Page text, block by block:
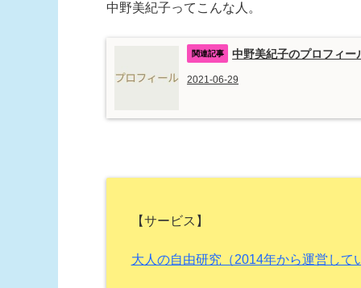
中野美紀子ってこんな人。
中野美紀子のプロフィー
2021-06-29
【サービス】
大人の自由研究（2014年から運営して